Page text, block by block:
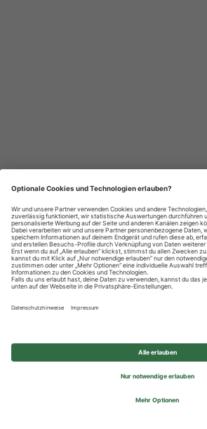
Impressum
Privatsphäre-
© 2026 REWE Group - All